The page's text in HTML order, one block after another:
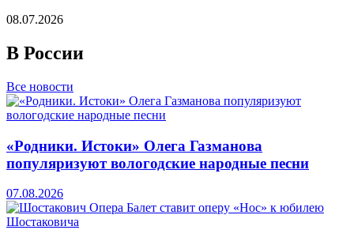
08.07.2026
В России
Все новости
«Родники. Истоки» Олега Газманова
популяризуют вологодские народные песни
07.08.2026